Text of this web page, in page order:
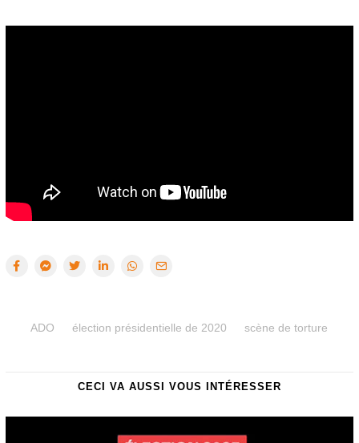
ADO élection présidentielle de 2020 scène de torture
CECI VA AUSSI VOUS INTÉRESSER